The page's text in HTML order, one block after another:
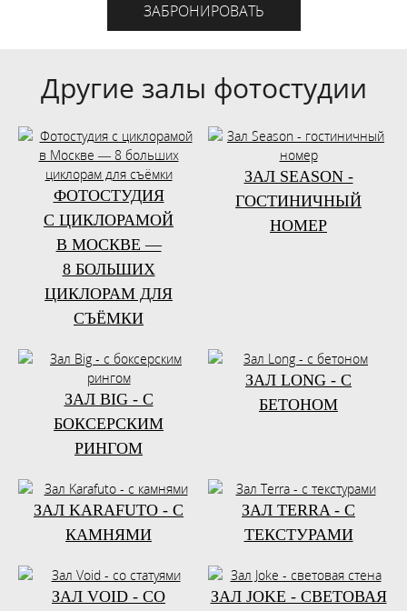
ЗАБРОНИРОВАТЬ
Другие залы фотостудии
ФОТОСТУДИЯ
С ЦИКЛОРАМОЙ
В МОСКВЕ —
8 БОЛЬШИХ
ЦИКЛОРАМ ДЛЯ
СЪЁМКИ
ЗАЛ SEASON -
ГОСТИНИЧНЫЙ
НОМЕР
ЗАЛ BIG - С
БОКСЕРСКИМ
РИНГОМ
ЗАЛ LONG - С
БЕТОНОМ
ЗАЛ KARAFUTO - С
КАМНЯМИ
ЗАЛ TERRA - С
ТЕКСТУРАМИ
ЗАЛ VOID - СО
ЗАЛ JOKE - СВЕТОВАЯ